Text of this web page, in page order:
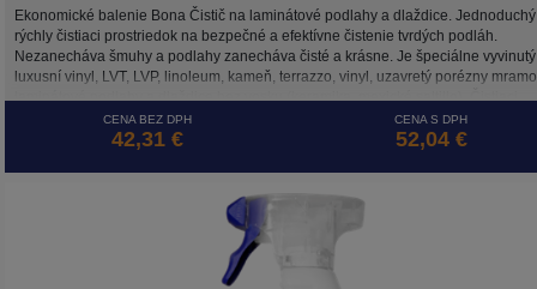
Ekonomické balenie Bona Čistič na laminátové podlahy a dlaždice.
rýchly čistiaci prostriedok na bezpečné a efektívne čistenie tvrdých podláh.
Nezanecháva šmuhy a podlahy zanecháva čisté a krásne. Je špeciálne
luxusní vinyl, LVT, LVP, linoleum, kameň, terrazzo, vinyl, uzavretý porézny
laminátové podlahy a dlaždice bez vosku (keramika, mexické saltillo). Čistiaci
prostriedok je na vodnej báze. Certifikováný GREENGUARD GOLD, ako
produkt pre vašu rodinu, domáce zvieratá a našu planétu.
CENA BEZ DPH
42,31 €
CENA S DPH
52,04 €